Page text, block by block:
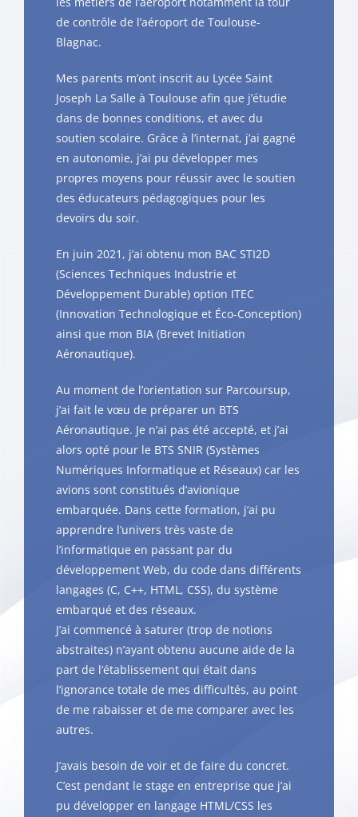
de contrôle de l’aéroport de Toulouse-
Blagnac.
Mes parents m’ont inscrit au Lycée Saint
Joseph La Salle à Toulouse afin que j’étudie
dans de bonnes conditions, et avec du
soutien scolaire. Grâce à l’internat, j’ai gagné
en autonomie, j’ai pu développer mes
propres moyens pour réussir avec le soutien
des éducateurs pédagogiques pour les
devoirs du soir.
En juin 2021, j’ai obtenu mon BAC STI2D
(Sciences Techniques Industrie et
Développement Durable) option ITEC
(Innovation Technologique et Éco-Conception)
ainsi que mon BIA (Brevet Initiation
Aéronautique).
Au moment de l’orientation sur Parcoursup,
j’ai fait le vœu de préparer un BTS
Aéronautique. Je n’ai pas été accepté, et j’ai
alors opté pour le BTS SNIR (Systèmes
Numériques Informatique et Réseaux) car les
avions sont constitués d’avionique
embarquée. Dans cette formation, j’ai pu
apprendre l’univers très vaste de
l’informatique en passant par du
développement Web, du code dans différents
langages (C, C++, HTML, CSS), du système
embarqué et des réseaux.
J’ai commencé à saturer (trop de notions
abstraites) n’ayant obtenu aucune aide de la
part de l’établissement qui était dans
l’ignorance totale de mes difficultés, au point
de me rabaisser et de me comparer avec les
autres.
J’avais besoin de voir et de faire du concret.
C’est pendant le stage en entreprise que j’ai
pu développer en langage HTML/CSS les